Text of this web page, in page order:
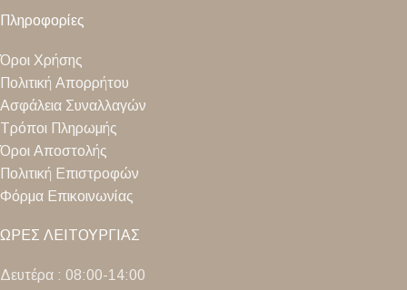
Πληροφορίες
Όροι Χρήσης
Πολιτική Απορρήτου
Ασφάλεια Συναλλαγών
Τρόποι Πληρωμής
Όροι Αποστολής
Πολιτική Επιστροφών
Φόρμα Επικοινωνίας
ΩΡΕΣ ΛΕΙΤΟΥΡΓΙΑΣ
Δευτέρα : 08:00-14:00